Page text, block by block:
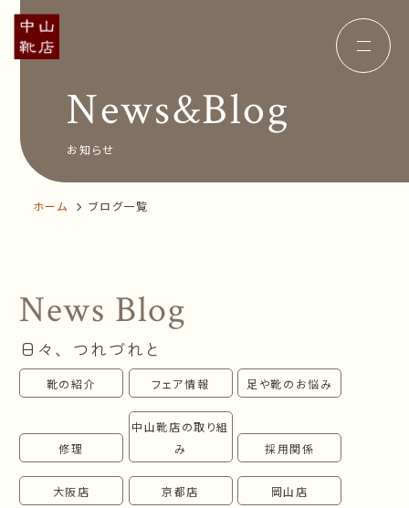
Concept コンセプト
Insole オーダー中敷き
News&Blog
Company
オンラインショップ
お問い合わせ
follow us!
News&Blog
お知らせ
ホーム ブログ一覧
News Blog
日々、つれづれと
靴の紹介 フェア情報 足や靴のお悩み
修理
中山靴店の取り組
み
採用関係
大阪店 京都店 岡山店